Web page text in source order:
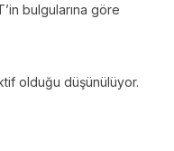
bulgularına göre
olduğu düşünülüyor.